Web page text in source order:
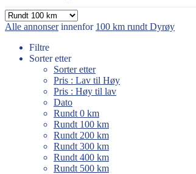
Alle annonserinnenfor 100 km rundt Dyrøy
Filtre
Sorter etter
Sorter etter
Pris : Lav til Høy
Pris : Høy til lav
Dato
Rundt 0 km
Rundt 100 km
Rundt 200 km
Rundt 300 km
Rundt 400 km
Rundt 500 km